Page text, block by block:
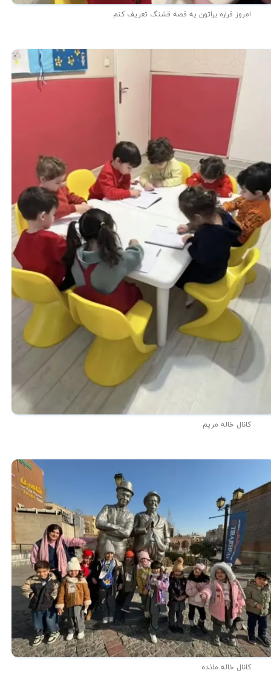
★★
امروز قراره براتون یه قصه قشنگ تعریف کنم
کانال خاله مریم
کانال خاله مائده